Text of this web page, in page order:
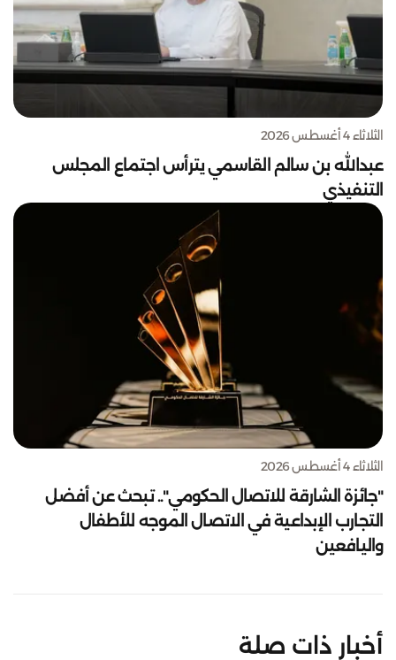
الثلاثاء 4 أغسطس 2026
عبدالله بن سالم القاسمي يترأس اجتماع المجلس
التنفيذي
الثلاثاء 4 أغسطس 2026
"جائزة الشارقة للاتصال الحكومي".. تبحث عن أفضل
التجارب الإبداعية في الاتصال الموجه للأطفال
واليافعين
أخبار ذات صلة